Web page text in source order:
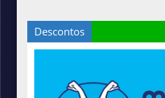
Descontos